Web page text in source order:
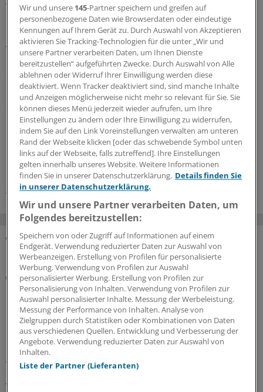
Training in einem Fitnessstudio.
Die Leistungssteigerung ging außerdem mit einer
Verbesserung der Lebensqualität in Bezug auf Vitalität,
mentale Gesundheit und körperliche Funktionalität
einher. Zudem konnten positive Effekte in den
Interventionsgruppen auf das kardiovaskuläre Risiko
dokumentiert werden.(eb)
0
Schlagworte:
Sport Kardiologie Herz-Gefäßkrankheiten
MEHR ZUM THEMA
Cochrane-Update
Körperliches Training hilft wohl doch kaum bei
Hüftarthrose
Die Schmerzen bei Hüftarthrose gehen durch
Bewegungstraining zwar etwas zurück und auch die
körperliche Funktion verbessert sich geringfügig, die
Änderungen sind aber klinisch kaum relevant und haben
keine Auswirkungen auf die Lebensqualität. Darauf
verweist eine Cochrane-Analyse.
Wir und unsere 145-Partner speichern und greifen auf
personenbezogene Daten wie Browserdaten oder eindeutige
Kennungen auf Ihrem Gerät zu. Durch Auswahl von Akzeptieren
aktivieren Sie Tracking-Technologien für die unter „Wir und
unsere Partner verarbeiten Daten, um Ihnen Dienste
bereitzustellen“ aufgeführten Zwecke. Durch Auswahl von Alle
ablehnen oder Widerruf Ihrer Einwilligung werden diese
deaktiviert. Wenn Tracker deaktiviert sind, sind manche Inhalte
und Anzeigen möglicherweise nicht mehr so relevant für Sie. Sie
können dieses Menü jederzeit wieder aufrufen, um Ihre
Einstellungen zu ändern oder Ihre Einwilligung zu widerrufen,
indem Sie auf den Link Voreinstellungen verwalten am unteren
Rand der Webseite klicken [oder das schwebende Symbol unten
links auf der Webseite, falls zutreffend]. Ihre Einstellungen
gelten innerhalb unseres Website. Weitere Informationen
finden Sie in unserer Datenschutzerklärung. Details finden Sie
in unserer Datenschutzerklärung.
Wir und unsere Partner verarbeiten Daten, um
Folgendes bereitzustellen:
Speichern von oder Zugriff auf Informationen auf einem
Endgerät. Verwendung reduzierter Daten zur Auswahl von
Werbeanzeigen. Erstellung von Profilen für personalisierte
Werbung. Verwendung von Profilen zur Auswahl
personalisierter Werbung. Erstellung von Profilen zur
Personalisierung von Inhalten. Verwendung von Profilen zur
Auswahl personalisierter Inhalte. Messung der Werbeleistung.
Messung der Performance von Inhalten. Analyse von
Zielgruppen durch Statistiken oder Kombinationen von Daten
aus verschiedenen Quellen. Entwicklung und Verbesserung der
Angebote. Verwendung reduzierter Daten zur Auswahl von
Inhalten.
Liste der Partner (Lieferanten)